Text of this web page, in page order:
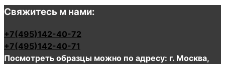
Свяжитесь м нами:
+7(495)142-40-72
+7(495)142-40-71
Посмотреть образцы можно по адресу: г. Москва,